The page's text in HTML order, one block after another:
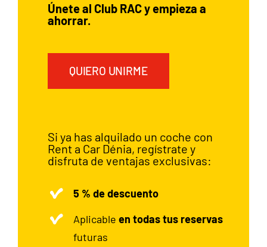
Únete al Club RAC y empieza a
ahorrar.
QUIERO UNIRME
Si ya has alquilado un coche con
Rent a Car Dénia, regístrate y
disfruta de ventajas exclusivas:
5 % de descuento
Aplicableen todas tus reservas
futuras